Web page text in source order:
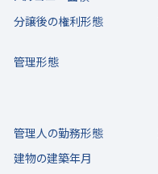
分譲後の権利形態
管理形態
管理人の勤務形態
建物の建築年月